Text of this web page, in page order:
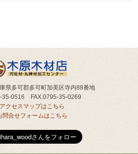
県多可郡多可町加美区寺内88番地
35-0516 FAX.0795-35-0269
アクセスマップはこちら
問合せフォームはこちら